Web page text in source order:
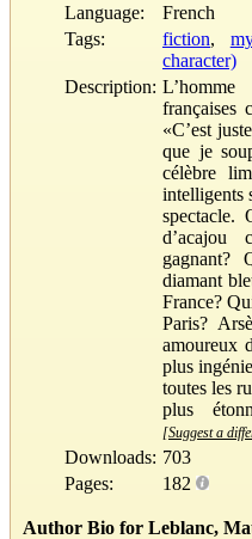
Language:
French
Tags:
fiction,
character)
Description:
françaises
«C’est
que je
célèbre
intelligents
spectacle.
d’acajou
diamant
France?
Paris?
amoureux
plus
toutes les
plus
[Suggest a
Downloads: 703
Pages:
182
Author Bio for Leblanc,